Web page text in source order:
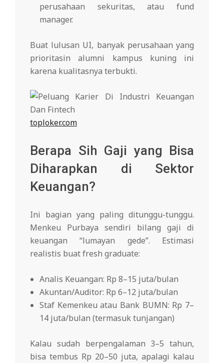
perusahaan sekuritas, atau fund
manager.
Buat lulusan UI, banyak perusahaan yang
prioritasin alumni kampus kuning ini
karena kualitasnya terbukti.
toploker.com
Berapa Sih Gaji yang Bisa
Diharapkan di Sektor
Keuangan?
Ini bagian yang paling ditunggu-tunggu.
Menkeu Purbaya sendiri bilang gaji di
keuangan “lumayan gede”. Estimasi
realistis buat fresh graduate:
Analis Keuangan: Rp 8–15 juta/bulan
Akuntan/Auditor: Rp 6–12 juta/bulan
Staf Kemenkeu atau Bank BUMN: Rp 7–
14 juta/bulan (termasuk tunjangan)
Kalau sudah berpengalaman 3–5 tahun,
bisa tembus Rp 20–50 juta, apalagi kalau